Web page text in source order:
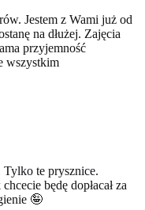
Jestem z Wami już od
na dłużej. Zajęcia
przyjemność
wszystkim
Tylko te prysznice.
będę dopłacał za
🤪